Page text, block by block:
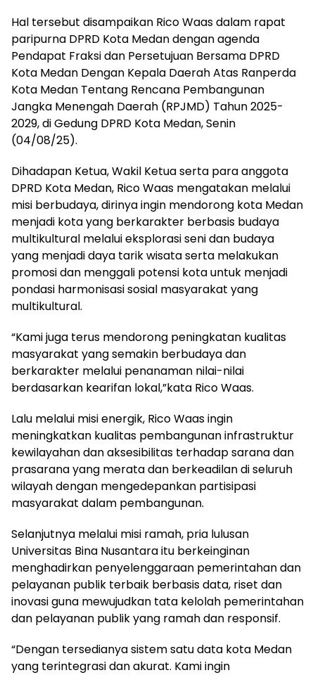
Hal tersebut disampaikan Rico Waas dalam rapat
paripurna DPRD Kota Medan dengan agenda
Pendapat Fraksi dan Persetujuan Bersama DPRD
Kota Medan Dengan Kepala Daerah Atas Ranperda
Kota Medan Tentang Rencana Pembangunan
Jangka Menengah Daerah (RPJMD) Tahun 2025-
2029, di Gedung DPRD Kota Medan, Senin
(04/08/25).
Dihadapan Ketua, Wakil Ketua serta para anggota
DPRD Kota Medan, Rico Waas mengatakan melalui
misi berbudaya, dirinya ingin mendorong kota Medan
menjadi kota yang berkarakter berbasis budaya
multikultural melalui eksplorasi seni dan budaya
yang menjadi daya tarik wisata serta melakukan
promosi dan menggali potensi kota untuk menjadi
pondasi harmonisasi sosial masyarakat yang
multikultural.
“Kami juga terus mendorong peningkatan kualitas
masyarakat yang semakin berbudaya dan
berkarakter melalui penanaman nilai-nilai
berdasarkan kearifan lokal,”kata Rico Waas.
Lalu melalui misi energik, Rico Waas ingin
meningkatkan kualitas pembangunan infrastruktur
kewilayahan dan aksesibilitas terhadap sarana dan
prasarana yang merata dan berkeadilan di seluruh
wilayah dengan mengedepankan partisipasi
masyarakat dalam pembangunan.
Selanjutnya melalui misi ramah, pria lulusan
Universitas Bina Nusantara itu berkeinginan
menghadirkan penyelenggaraan pemerintahan dan
pelayanan publik terbaik berbasis data, riset dan
inovasi guna mewujudkan tata kelolah pemerintahan
dan pelayanan publik yang ramah dan responsif.
“Dengan tersedianya sistem satu data kota Medan
yang terintegrasi dan akurat. Kami ingin